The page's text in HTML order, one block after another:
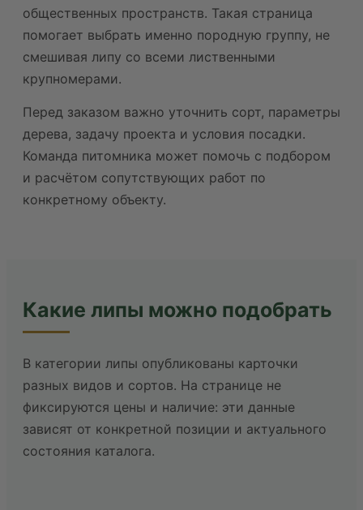
общественных пространств. Такая страница
помогает выбрать именно породную группу, не
смешивая липу со всеми лиственными
крупномерами.
Перед заказом важно уточнить сорт, параметры
дерева, задачу проекта и условия посадки.
Команда питомника может помочь с подбором
и расчётом сопутствующих работ по
конкретному объекту.
Какие липы можно подобрать
В категории липы опубликованы карточки
разных видов и сортов. На странице не
фиксируются цены и наличие: эти данные
зависят от конкретной позиции и актуального
состояния каталога.